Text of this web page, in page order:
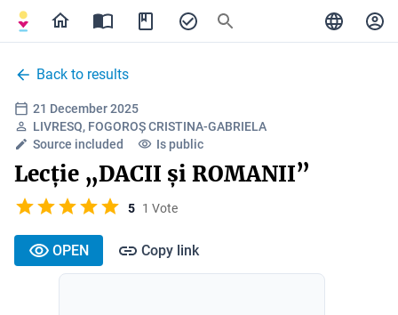
Back to results
21 December 2025
LIVRESQ, FOGOROȘ CRISTINA-GABRIELA
Source included
Is public
Lecție „DACII și ROMANII”
5 1 Vote
OPEN Copy link